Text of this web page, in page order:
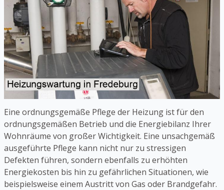
Eine ordnungsgemäße Pflege der Heizung ist für den
ordnungsgemäßen Betrieb und die Energiebilanz Ihrer
Wohnräume von großer Wichtigkeit. Eine unsachgemäß
ausgeführte Pflege kann nicht nur zu stressigen
Defekten führen, sondern ebenfalls zu erhöhten
Energiekosten bis hin zu gefährlichen Situationen, wie
beispielsweise einem Austritt von Gas oder Brandgefahr.